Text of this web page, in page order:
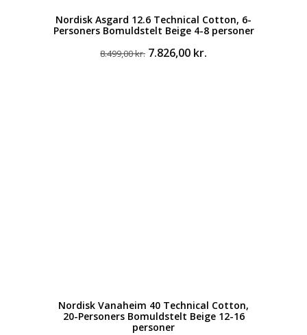
Nordisk Asgard 12.6 Technical Cotton, 6-
Personers Bomuldstelt Beige 4-8 personer
8.499,00kr. Den
7.826,00 kr.
Nordisk Vanaheim 40 Technical Cotton,
20-Personers Bomuldstelt Beige 12-16
personer